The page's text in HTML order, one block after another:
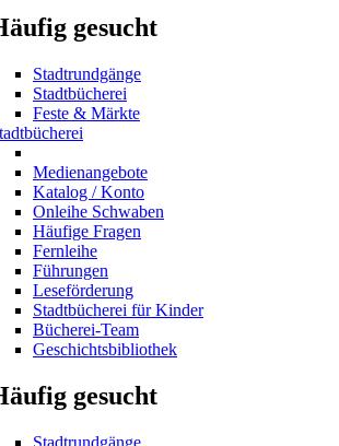
gesucht
Stadtrundgänge
Stadtbücherei
Feste & Märkte
Medienangebote
Katalog / Konto
Onleihe Schwaben
Häufige Fragen
Fernleihe
Führungen
Leseförderung
Stadtbücherei für Kinder
Bücherei-Team
Geschichtsbibliothek
gesucht
Stadtrundgänge